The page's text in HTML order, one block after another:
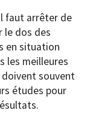
faut arrêter de
le dos des
en situation
les meilleures
doivent souvent
études pour